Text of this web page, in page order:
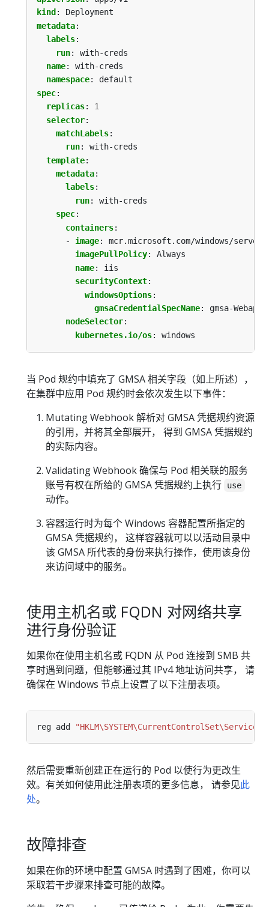
kind :
Deployment
metadata:
labels:
run:
with-creds
name:
with-creds
namespace:
default
spec:
replicas:
1
selector:
matchLabels:
run:
with-creds
template:
metadata:
labels:
run:
with-creds
spec:
containers:
- image:
mcr.microsoft.com/windows/
imagePullPolicy:
Always
name:
iis
securityContext:
windowsOptions:
gmsaCredentialSpecName:
gmsa-Webapp1
nodeSelector:
kubernetes.io/os: windows
当 Pod 规约中填充了 GMSA 相关字段（如上所述），
在集群中应用 Pod 规约时会依次发生以下事件：
Mutating Webhook 解析对 GMSA 凭据规约资源
的引用，并将其全部展开， 得到 GMSA 凭据规约
的实际内容。
Validating Webhook 确保与 Pod 相关联的服务
账号有权在所给的 GMSA 凭据规约上执行
use
动作。
容器运行时为每个 Windows 容器配置所指定的
GMSA 凭据规约， 这样容器就可以以活动目录中
该 GMSA 所代表的身份来执行操作，使用该身份
来访问域中的服务。
使用主机名或 FQDN 对网络共享
进行身份验证
如果你在使用主机名或 FQDN 从 Pod 连接到 SMB 共
享时遇到问题，但能够通过其 IPv4 地址访问共享， 请
确保在 Windows 节点上设置了以下注册表项。
reg add
然后需要重新创建正在运行的 Pod 以使行为更改生
效。有关如何使用此注册表项的更多信息， 请参见此
处。
故障排查
如果在你的环境中配置 GMSA 时遇到了困难，你可以
采取若干步骤来排查可能的故障。